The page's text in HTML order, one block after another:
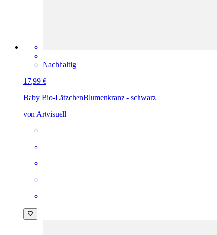
Nachhaltig
17,99 €
Baby Bio-LätzchenBlumenkranz - schwarz
von Artvisuell